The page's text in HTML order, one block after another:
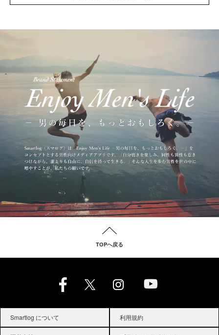
TOPへ戻る
Smartlog について 利用規約